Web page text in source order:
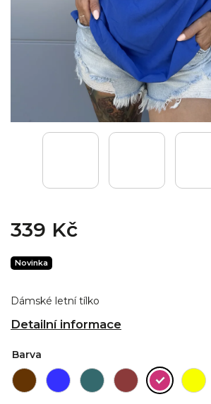
339 Kč
Dámské letní tílko
Detailní informace
Novinka
Barva